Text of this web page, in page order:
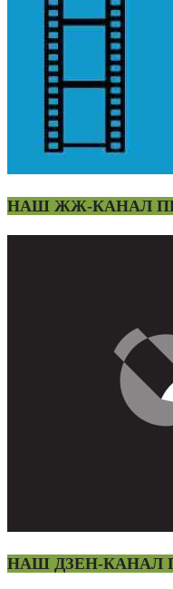
НАШ ЖЖ-КАНАЛ
НАШ ДЗЕН-КАНАЛ